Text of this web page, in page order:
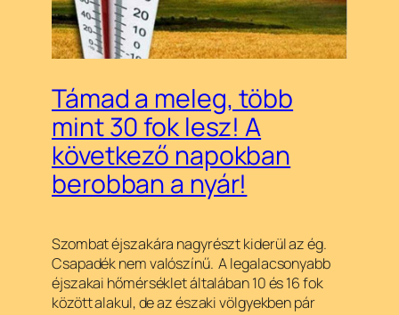
Támad a meleg, több
mint 30 fok lesz! A
következő napokban
berobban a nyár!
Szombat éjszakára nagyrészt kiderül az ég.
Csapadék nem valószínű. A legalacsonyabb
éjszakai hőmérséklet általában 10 és 16 fok
között alakul, de az északi völgyekben pár